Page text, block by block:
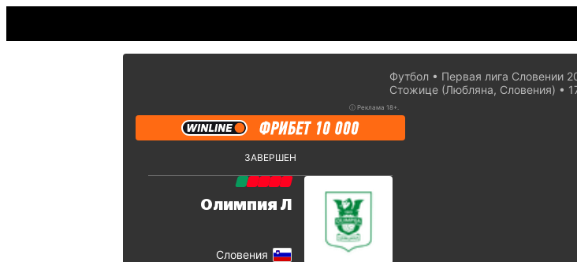
Футбол Первая лига Словении
Стожице (Любляна, Словения)
ⓘ Реклама 18+.
ЗАВЕРШЕН
Олимпия Л
Словения